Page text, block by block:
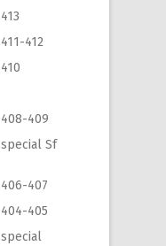
412
409
Sf
407
405